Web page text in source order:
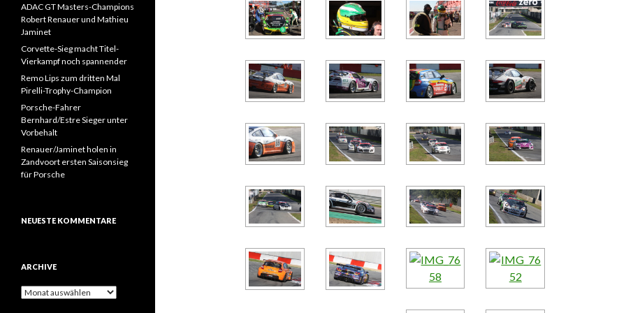
ADAC GT Masters-Champions
Robert Renauer und Mathieu
Jaminet
Corvette-Sieg macht Titel-
Vierkampf noch spannender
Remo Lips zum dritten Mal
Pirelli-Trophy-Champion
Porsche-Fahrer
Bernhard/Estre Sieger unter
Vorbehalt
Renauer/Jaminet holen in
Zandvoort ersten Saisonsieg
für Porsche
NEUESTE KOMMENTARE
ARCHIVE
A